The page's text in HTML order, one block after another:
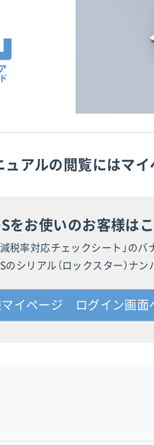
アルの閲覧にはマ
をお使いのお客様は
税率対応チェックシート」のバ
シリアル（ロックスター）ナン
マイページ ログイン画面